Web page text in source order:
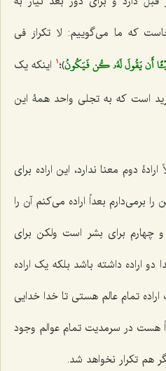
که ما می‌گوییم: لا تکرارَ فی
شَيۡ‍ًٔا أَن يَقُولَ لَهُۥ كُن فَيَكُونُ﴾؛ 1
اینکه یک
است که به تجلی واحد همۀ این
دوم معنا ندارد، این اراده برای
برمی‌دارم بعداً اراده می‌کنم آن را
و چهارم برای بشر است ولکن برای
اراده داشته باشد بلکه یک اراده
تمام عالم هستی تا خدا خدایی
هست در سرمدیت تمام عوالم وجود
هم تکرار نخواهد شد.